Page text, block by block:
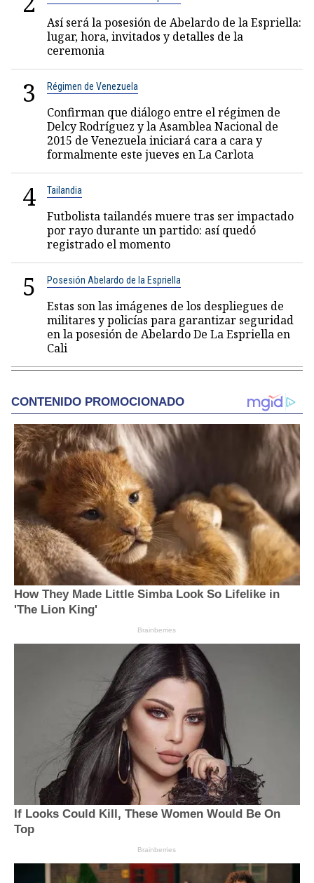
Así será la posesión de Abelardo de la Espriella:
lugar, hora, invitados y detalles de la
ceremonia
3 Régimen de Venezuela
Confirman que diálogo entre el régimen de
Delcy Rodríguez y la Asamblea Nacional de
2015 de Venezuela iniciará cara a cara y
formalmente este jueves en La Carlota
4 Tailandia
Futbolista tailandés muere tras ser impactado
por rayo durante un partido: así quedó
registrado el momento
5 Posesión Abelardo de la Espriella
Estas son las imágenes de los despliegues de
militares y policías para garantizar seguridad
en la posesión de Abelardo De La Espriella en
Cali